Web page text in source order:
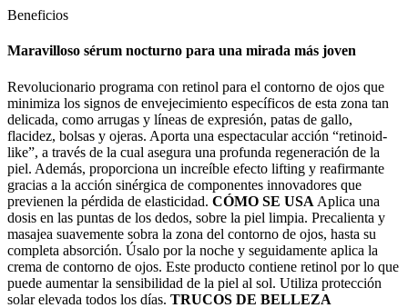
Beneficios
Maravilloso sérum nocturno para una mirada más joven
Revolucionario programa con retinol para el contorno de ojos que
minimiza los signos de envejecimiento específicos de esta zona tan
delicada, como arrugas y líneas de expresión, patas de gallo,
flacidez, bolsas y ojeras. Aporta una espectacular acción “retinoid-
like”, a través de la cual asegura una profunda regeneración de la
piel. Además, proporciona un increíble efecto lifting y reafirmante
gracias a la acción sinérgica de componentes innovadores que
previenen la pérdida de elasticidad. CÓMO SE USA Aplica una
dosis en las puntas de los dedos, sobre la piel limpia. Precalienta y
masajea suavemente sobra la zona del contorno de ojos, hasta su
completa absorción. Úsalo por la noche y seguidamente aplica la
crema de contorno de ojos. Este producto contiene retinol por lo que
puede aumentar la sensibilidad de la piel al sol. Utiliza protección
solar elevada todos los días. TRUCOS DE BELLEZA